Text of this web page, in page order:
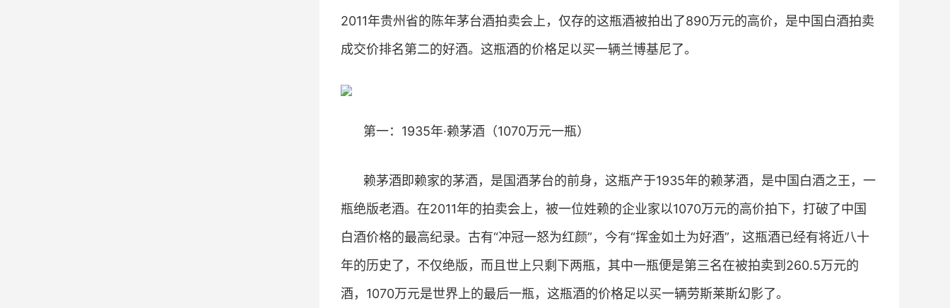
2011年贵州省的陈年茅台酒拍卖会上，仅存的这瓶酒被拍出了890万元的高价，是中国白酒拍卖
成交价排名第二的好酒。这瓶酒的价格足以买一辆兰博基尼了。
第一：1935年·赖茅酒（1070万元一瓶）
赖茅酒即赖家的茅酒，是国酒茅台的前身，这瓶产于1935年的赖茅酒，是中国白酒之王，一
瓶绝版老酒。在2011年的拍卖会上，被一位姓赖的企业家以1070万元的高价拍下，打破了中国
白酒价格的最高纪录。古有“冲冠一怒为红颜”，今有“挥金如土为好酒”，这瓶酒已经有将近八十
年的历史了，不仅绝版，而且世上只剩下两瓶，其中一瓶便是第三名在被拍卖到260.5万元的
酒，1070万元是世界上的最后一瓶，这瓶酒的价格足以买一辆劳斯莱斯幻影了。